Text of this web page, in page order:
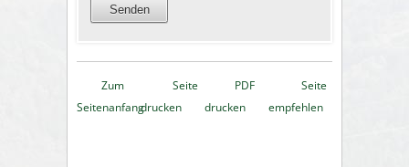
Zum
Seitenanfang
Seite
drucken
PDF
drucken
Seite
empfehlen